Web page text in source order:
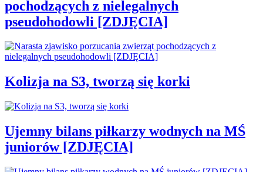
pochodzących z nielegalnych
pseudohodowli [ZDJĘCIA]
Kolizja na S3, tworzą się korki
Ujemny bilans piłkarzy wodnych na MŚ
juniorów [ZDJĘCIA]